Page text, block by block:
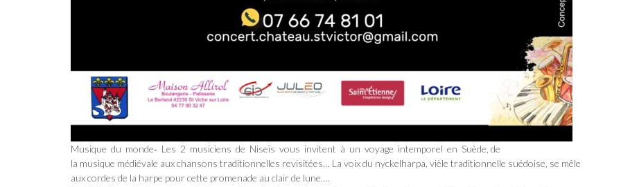
Musique du monde‐ Les 2 musiciens de Niseïs vous invitent à un voyage intemporel en Suède, de
la musique médiévale aux chansons traditionnelles revisitées… La voix du nyckelharpa, vièle traditionnelle suédoise, se mêle
aux cordes de la harpe pour cette promenade au clair de lune….